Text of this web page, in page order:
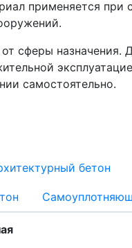
применяется при
сферы назначения.
самостоятельно.
бетон